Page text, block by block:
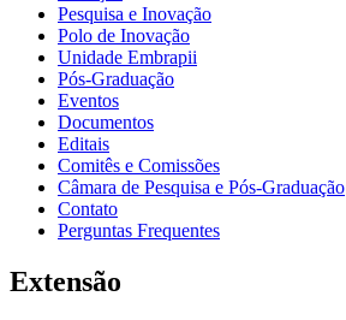
Pesquisa e Inovação
Polo de Inovação
Unidade Embrapii
Pós-Graduação
Eventos
Documentos
Editais
Comitês e Comissões
Câmara de Pesquisa e Pós-Graduação
Contato
Perguntas Frequentes
Extensão